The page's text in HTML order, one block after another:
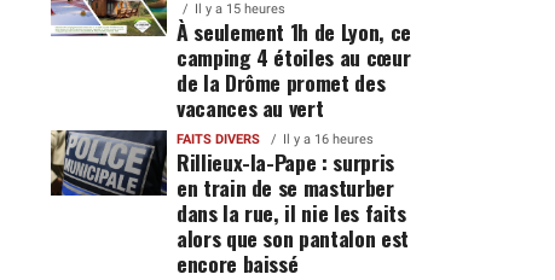
Il y a 15 heures
À seulement 1h de Lyon, ce
camping 4 étoiles au cœur
de la Drôme promet des
vacances au vert
FAITS DIVERS Il y a 16 heures
Rillieux-la-Pape : surpris
en train de se masturber
dans la rue, il nie les faits
alors que son pantalon est
encore baissé